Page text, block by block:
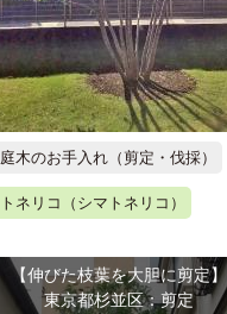
庭木のお手入れ（剪定・伐採）
トネリコ（シマトネリコ）
【伸びた枝葉を大胆に剪定】
東京都杉並区：剪定